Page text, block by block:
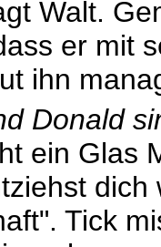
Walt.
er mit
ihn
Donald
ein Glas
dich
Tick